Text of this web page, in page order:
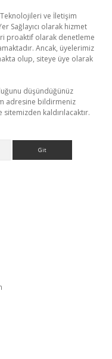
Teknolojileri ve İletişim
Sağlayıcı olarak hizmet
proaktif olarak denetleme
Ancak, üyelerimiz
olup, siteye üye olarak
düşündüğünüz
adresine bildirmeniz
kaldırılacaktır.